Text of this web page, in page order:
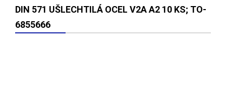
DIN 571 UŠLECHTILÁ OCEL V2A A2 10 KS; TO-
6855666